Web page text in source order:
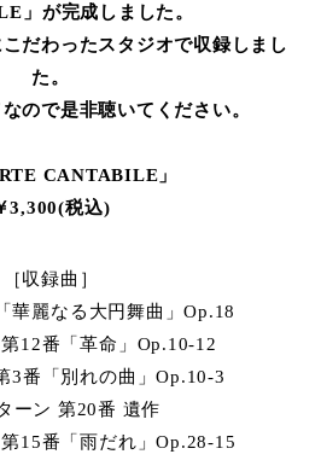
」が完成しました。
だわったスタジオで収録しまし
た。
ので是非聴いてください。
CANTABILE」
3,300(税込)
［収録曲］
華麗なる大円舞曲」Op.18
12番「革命」Op.10-12
3番「別れの曲」Op.10-3
ーン 第20番 遺作
15番「雨だれ」Op.28-15